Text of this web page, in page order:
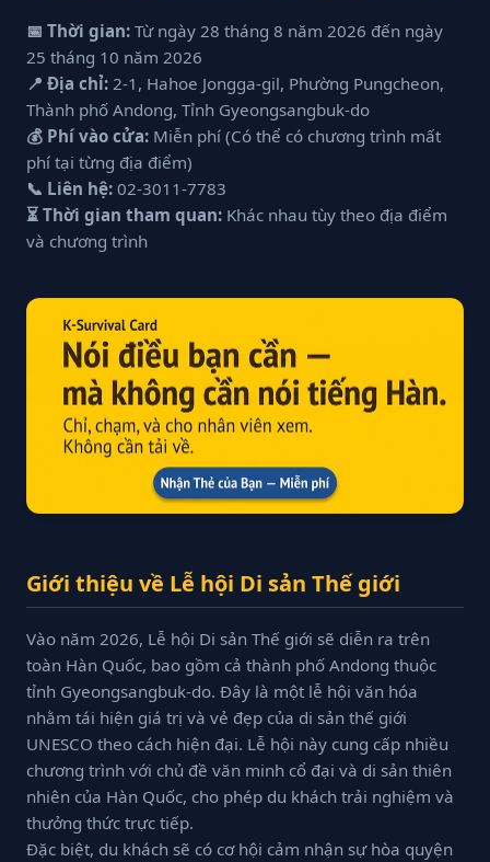
📅 Thời gian: Từ ngày 28 tháng 8 năm 2026 đến ngày
25 tháng 10 năm 2026
📍 Địa chỉ: 2-1, Hahoe Jongga-gil, Phường Pungcheon,
Thành phố Andong, Tỉnh Gyeongsangbuk-do
💰 Phí vào cửa: Miễn phí (Có thể có chương trình mất
phí tại từng địa điểm)
📞 Liên hệ: 02-3011-7783
⏳ Thời gian tham quan: Khác nhau tùy theo địa điểm
và chương trình
Giới thiệu về Lễ hội Di sản Thế giới
Vào năm 2026, Lễ hội Di sản Thế giới sẽ diễn ra trên
toàn Hàn Quốc, bao gồm cả thành phố Andong thuộc
tỉnh Gyeongsangbuk-do. Đây là một lễ hội văn hóa
nhằm tái hiện giá trị và vẻ đẹp của di sản thế giới
UNESCO theo cách hiện đại. Lễ hội này cung cấp nhiều
chương trình với chủ đề văn minh cổ đại và di sản thiên
nhiên của Hàn Quốc, cho phép du khách trải nghiệm và
thưởng thức trực tiếp.
Đặc biệt, du khách sẽ có cơ hội cảm nhận sự hòa quyện